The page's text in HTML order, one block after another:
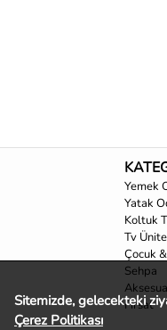
Yemek
Yatak
Koltuk
Tv
Çocuk
Sehpa
Fırsat
Sitemizde, gelecekteki
Çerez Politikası